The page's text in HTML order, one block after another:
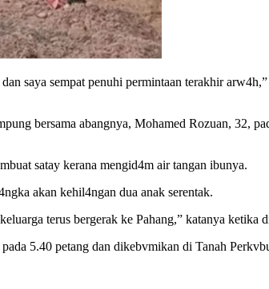
saya sempat penuhi permintaan terakhir
bersama abangnya, Mohamed Rozuan, 32,
satay kerana mengid4m air tangan ibunya.
akan kehil4ngan dua anak serentak.
terus bergerak ke Pahang,” katanya
5.40 petang dan dikebvmikan di Tanah